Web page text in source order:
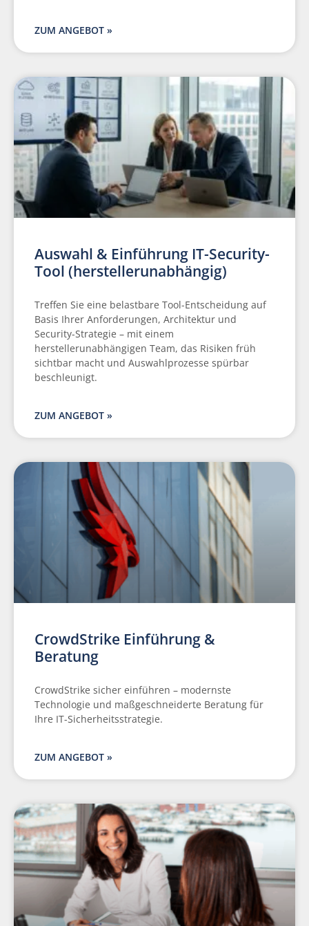
ZUM ANGEBOT »
Auswahl & Einführung IT-Security-
Tool (herstellerunabhängig)
Treffen Sie eine belastbare Tool-Entscheidung auf
Basis Ihrer Anforderungen, Architektur und
Security-Strategie – mit einem
herstellerunabhängigen Team, das Risiken früh
sichtbar macht und Auswahlprozesse spürbar
beschleunigt.
ZUM ANGEBOT »
CrowdStrike Einführung &
Beratung
CrowdStrike sicher einführen – modernste
Technologie und maßgeschneiderte Beratung für
Ihre IT-Sicherheitsstrategie.
ZUM ANGEBOT »